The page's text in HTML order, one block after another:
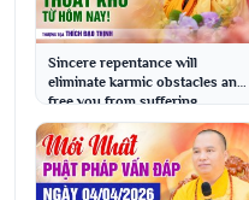
Sincere repentance will
eliminate karmic obstacles and
free you from suffering
starting today! | ...